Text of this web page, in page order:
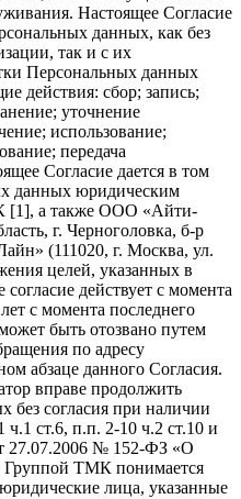
Настоящее Согласие
данных, как без
так и с их
Персональных данных
действия: сбор; запись;
уточнение
использование;
передача
Согласие дается в том
данных юридическим
[1], а также ООО «Айти-
г. Черноголовка, б-р
(111020, г. Москва, ул.
целей, указанных в
действует с момента
с момента последнего
быть отозвано путем
по адресу
абзаце данного Согласия.
вправе продолжить
без согласия при наличии
ст.6, п.п. 2-10 ч.2 ст.10 и
27.07.2006 № 152-ФЗ «О
ТМК понимается
лица, указанные